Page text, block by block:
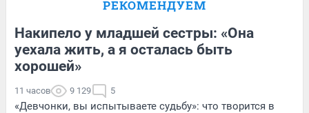
РЕКОМЕНДУЕМ
Накипело у младшей сестры: «Она
уехала жить, а я осталась быть
хорошей»
11 часов 9 129 5
«Девчонки, вы испытываете судьбу»: что творится в